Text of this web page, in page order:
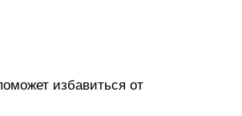
избавиться от